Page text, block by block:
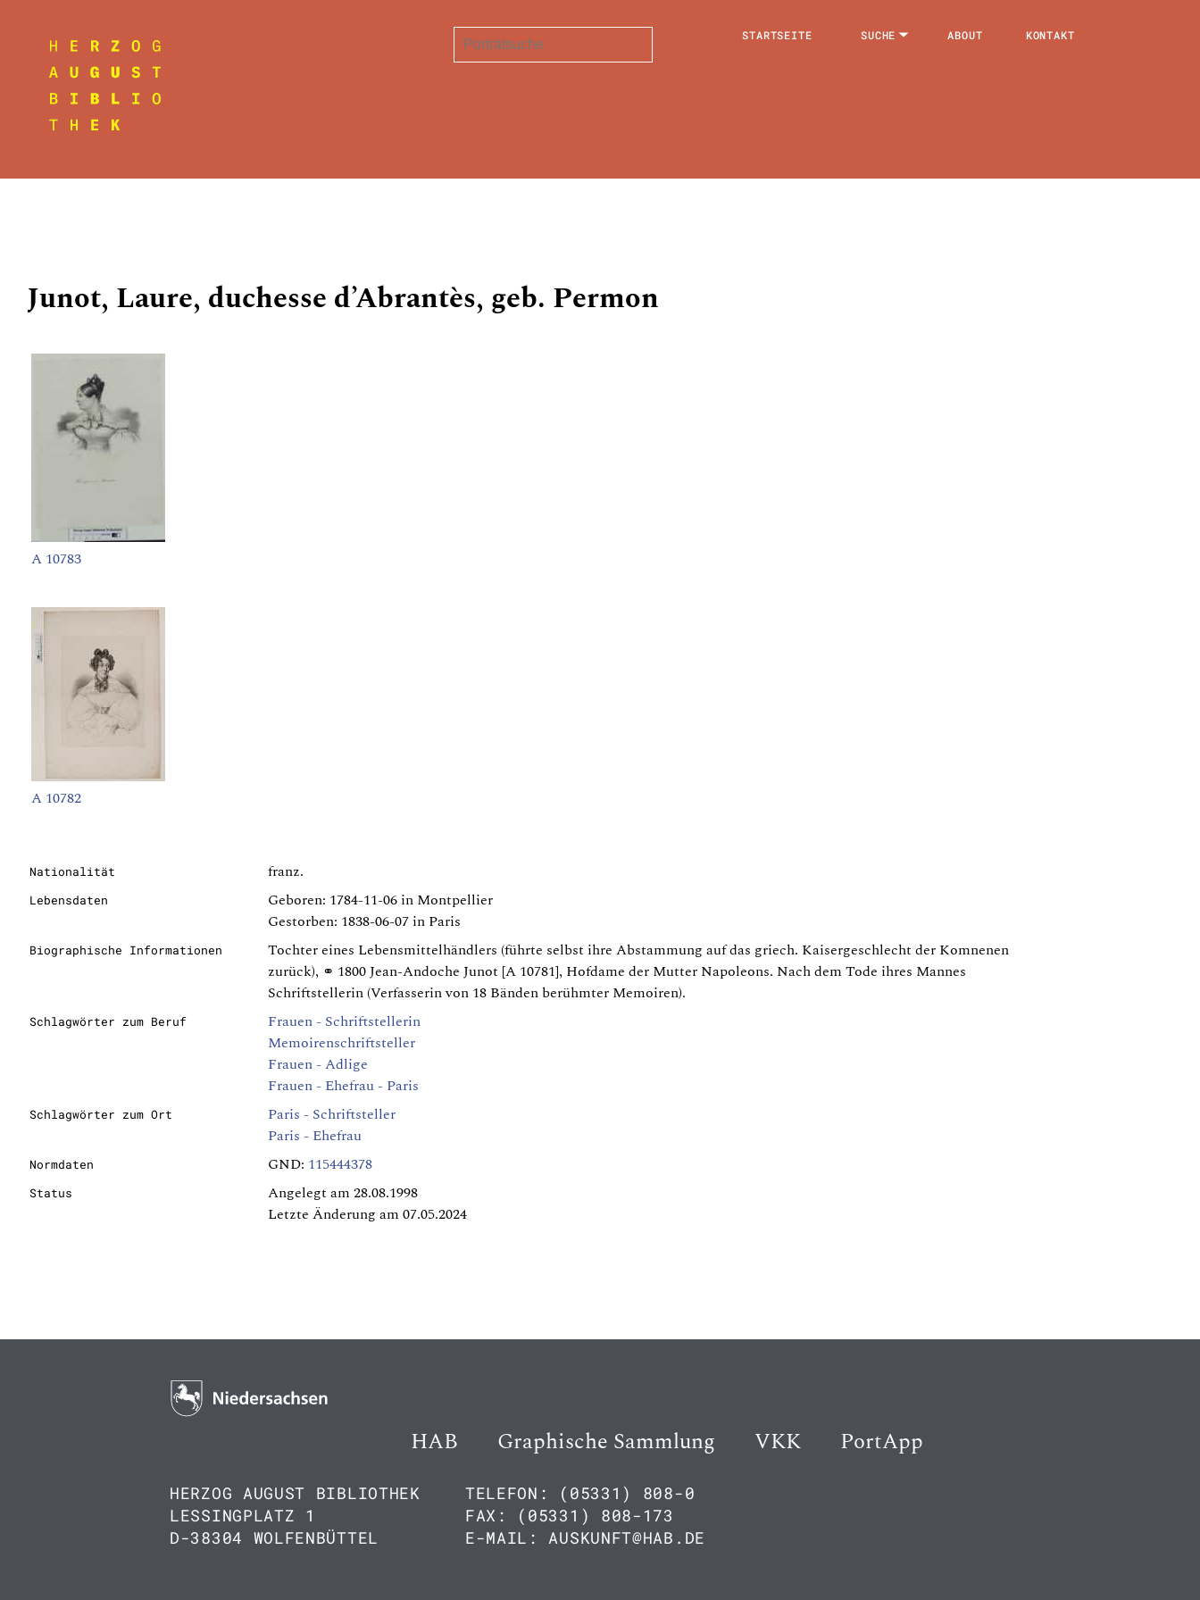
STARTSEITE SUCHE ABOUT KONTAKT
Junot, Laure, duchesse d’Abrantès, geb. Permon
A 10783
A 10782
Nationalität franz.
Lebensdaten
Geboren: 1784-11-06 in Montpellier
Gestorben: 1838-06-07 in Paris
Biographische Informationen
Tochter eines Lebensmittelhändlers (führte selbst ihre Abstammung auf das griech. Kaisergeschlecht der Komnenen
zurück), ⚭ 1800 Jean-Andoche Junot [A 10781], Hofdame der Mutter Napoleons. Nach dem Tode ihres Mannes
Schriftstellerin (Verfasserin von 18 Bänden berühmter Memoiren).
Schlagwörter zum Beruf
Frauen - Schriftstellerin
Memoirenschriftsteller
Frauen - Adlige
Frauen - Ehefrau - Paris
Schlagwörter zum Ort
Paris - Schriftsteller
Paris - Ehefrau
Normdaten GND: 115444378
Status
Angelegt am 28.08.1998
Letzte Änderung am 07.05.2024
HAB Graphische Sammlung VKK PortApp
HERZOG AUGUST BIBLIOTHEK
LESSINGPLATZ 1
D-38304 WOLFENBÜTTEL
TELEFON: (05331) 808-0
FAX: (05331) 808-173
E-MAIL: AUSKUNFT@HAB.DE